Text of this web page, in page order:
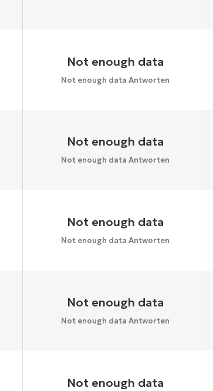
Not enough data
Not enough data Antworten
Not enough data
Not enough data Antworten
Not enough data
Not enough data Antworten
Not enough data
Not enough data Antworten
Not enough data